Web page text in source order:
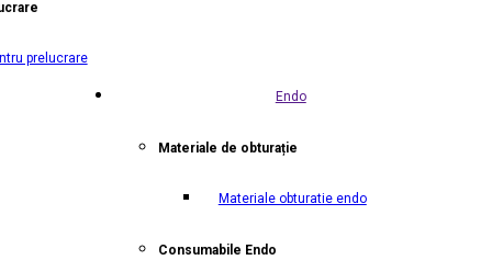
prelucrare
Endo
Materiale de obturație
Materiale obturatie endo
Consumabile Endo